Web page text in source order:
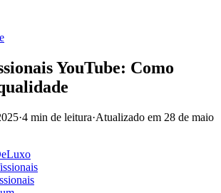
YouTube: Como
·4 min de leitura·Atualizado em 28 de maio